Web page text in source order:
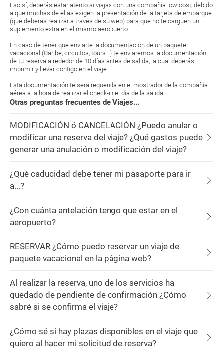
Eso sí, deberás estar atento si viajas con una compañía low cost, debido
a que muchas de ellas exigen la presentación de la tarjeta de embarque
(que deberás realizar a través de su web) para que no te carguen un
suplemento extra en el mismo aeropuerto.
En caso de tener que enviarte la documentación de un paquete
vacacional (Caribe, circuitos, tours...) te enviaremos la documentación
de tu reserva alrededor de 10 días antes de salida, la cual deberás
imprimir y llevar contigo en el viaje.
Esta documentación te será requerida en el mostrador de la compañía
aérea a la hora de realizar el check-in el día de la salida.
Otras preguntas frecuentes de Viajes...
MODIFICACIÓN ó CANCELACIÓN ¿Puedo anular o
modificar una reserva del viaje? ¿Qué gastos puede
generar una anulación o modificación del viaje?
¿Qué caducidad debe tener mi pasaporte para ir
a...?
¿Con cuánta antelación tengo que estar en el
aeropuerto?
RESERVAR ¿Cómo puedo reservar un viaje de
paquete vacacional en la página web?
Al realizar la reserva, uno de los servicios ha
quedado de pendiente de confirmación ¿Cómo
sabré si se confirma el viaje?
¿Cómo sé si hay plazas disponibles en el viaje que
quiero al hacer mi solicitud de reserva?